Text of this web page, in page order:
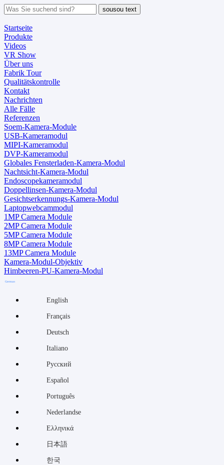
sousou text
Startseite
Produkte
Videos
VR Show
Über uns
Fabrik Tour
Qualitätskontrolle
Kontakt
Nachrichten
Alle Fälle
Referenzen
Soem-Kamera-Module
USB-Kameramodul
MIPI-Kameramodul
DVP-Kameramodul
Globales Fensterladen-Kamera-Modul
Nachtsicht-Kamera-Modul
Endoscopekameramodul
Doppellinsen-Kamera-Modul
Gesichtserkennungs-Kamera-Modul
Laptopwebcammodul
1MP Camera Module
2MP Camera Module
5MP Camera Module
8MP Camera Module
13MP Camera Module
Kamera-Modul-Objektiv
Himbeeren-PU-Kamera-Modul
German
English
Français
Deutsch
Italiano
Русский
Español
Português
Nederlandse
Ελληνικά
日本語
한국